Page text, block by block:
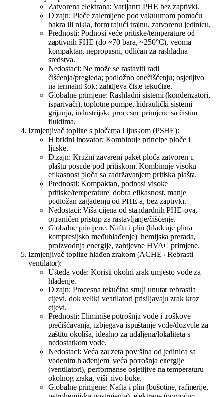
Zatvorena elektrana: Varijanta PHE bez zaptivki.
Dizajn: Ploče zalemljene pod vakuumom pomoću
bakra ili nikla, formirajući trajnu, zatvorenu jedinicu.
Prednosti: Podnosi veće pritiske/temperature od
zaptivnih PHE (do ~70 bara, ~250°C), veoma
kompaktan, nepropusni, odličan za rashladna
sredstva.
Nedostaci: Ne može se rastaviti radi
čišćenja/pregleda; podložno onečišćenju; osjetljivo
na termalni šok; zahtijeva čiste tekućine.
Globalne primjene: Rashladni sistemi (kondenzatori,
isparivači), toplotne pumpe, hidraulički sistemi
grijanja, industrijske procesne primjene sa čistim
fluidima.
Izmjenjivač topline s pločama i ljuskom (PSHE):
Hibridni inovator: Kombinuje principe ploče i
ljuske.
Dizajn: Kružni zavareni paket ploča zatvoren u
plaštu posude pod pritiskom. Kombinuje visoku
efikasnost ploča sa zadržavanjem pritiska plašta.
Prednosti: Kompaktan, podnosi visoke
pritiske/temperature, dobra efikasnost, manje
podložan zagađenju od PHE-a, bez zaptivki.
Nedostaci: Viša cijena od standardnih PHE-ova,
ograničen pristup za rastavljanje/čišćenje.
Globalne primjene: Nafta i plin (hlađenje plina,
kompresijsko međuhlađenje), hemijska prerada,
proizvodnja energije, zahtjevne HVAC primjene.
Izmjenjivač topline hlađen zrakom (ACHE / Rebrasti
ventilator):
Ušteda vode: Koristi okolni zrak umjesto vode za
hlađenje.
Dizajn: Procesna tekućina struji unutar rebrastih
cijevi, dok veliki ventilatori prisiljavaju zrak kroz
cijevi.
Prednosti: Eliminiše potrošnju vode i troškove
prečišćavanja, izbjegava ispuštanje vode/dozvole za
zaštitu okoliša, idealno za udaljena/lokaliteta s
nedostatkom vode.
Nedostaci: Veća zauzeta površina od jedinica sa
vodenim hlađenjem, veća potrošnja energije
(ventilatori), performanse osjetljive na temperaturu
okolnog zraka, viši nivo buke.
Globalne primjene: Nafta i plin (bušotine, rafinerije,